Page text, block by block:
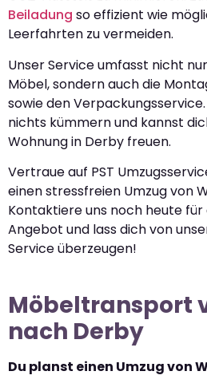
Beiladung so effizient wie
Leerfahrten zu vermeiden.
Unser Service umfasst nicht
Möbel, sondern auch die
sowie den
nichts kümmern und kannst
Wohnung in Derby freuen.
Vertraue auf PST
einen stressfreien Umzug von
Kontaktiere uns noch heute
Angebot und lass dich von
Service überzeugen!
Möbeltransport
nach Derby
Du planst einen Umzug von